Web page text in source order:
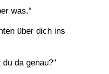
was.“
über dich ins
da genau?“